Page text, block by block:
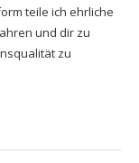
teile ich ehrliche
und dir zu
zu